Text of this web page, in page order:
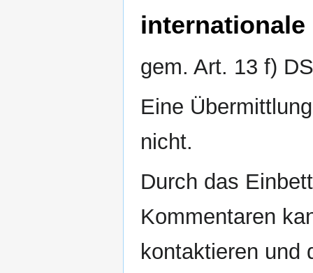
gem. Art. 13 f)
Eine
nicht.
Durch das
Kommentaren
kontaktieren und